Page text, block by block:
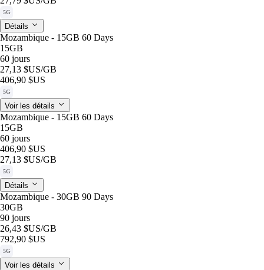
5G
Détails
Mozambique - 15GB 60 Days
15GB
60 jours
27,13 $US/GB
406,90 $US
5G
Voir les détails
Mozambique - 15GB 60 Days
15GB
60 jours
406,90 $US
27,13 $US/GB
5G
Détails
Mozambique - 30GB 90 Days
30GB
90 jours
26,43 $US/GB
792,90 $US
5G
Voir les détails